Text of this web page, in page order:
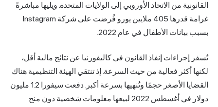
القانونية من الاتحاد الأوروبي إلى الولايات المتحدة. ويليها مباشرةً
غرامة قدرها 405 ملايين يورو فُرضت على شركة Instagram
بسبب بيانات الأطفال في عام 2022.
تُسفر إجراءات إنفاذ القانون في كاليفورنيا عن نتائج مالية أقل،
لكنها أكثر فعالية من حيث السرعة. إذ تنتقي الهيئة التنظيمية هناك
القضايا الأصغر حجمًا وتُنهيها بسرعة أكبر. دفعت سيفورا 1.2 مليون
دولار في أغسطس 2022 لبيعها معلومات شخصية دون منح